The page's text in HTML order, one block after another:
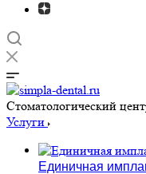
Cтоматологический
Услуги
Единичная